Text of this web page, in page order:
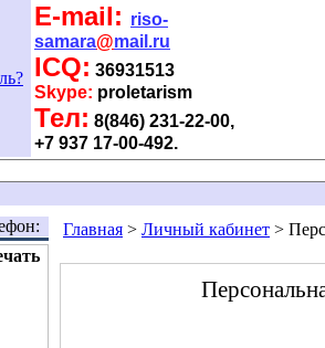
E-mail: riso-
samara@mail.ru
ICQ: 36931513
Skype: proletarism
Тел: 8(846) 231-22-00,
+7 937 17-00-492.
Главная > Личный кабинет >